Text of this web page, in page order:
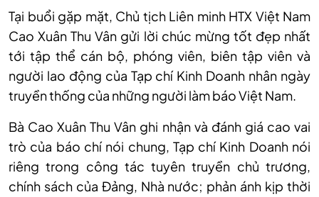
Tại buổi gặp mặt, Chủ tịch Liên minh HTX Việt Nam
Cao Xuân Thu Vân gửi lời chúc mừng tốt đẹp nhất
tới tập thể cán bộ, phóng viên, biên tập viên và
người lao động của Tạp chí Kinh Doanh nhân ngày
truyền thống của những người làm báo Việt Nam.
Bà Cao Xuân Thu Vân ghi nhận và đánh giá cao vai
trò của báo chí nói chung, Tạp chí Kinh Doanh nói
riêng trong công tác tuyên truyền chủ trương,
chính sách của Đảng, Nhà nước; phản ánh kịp thời